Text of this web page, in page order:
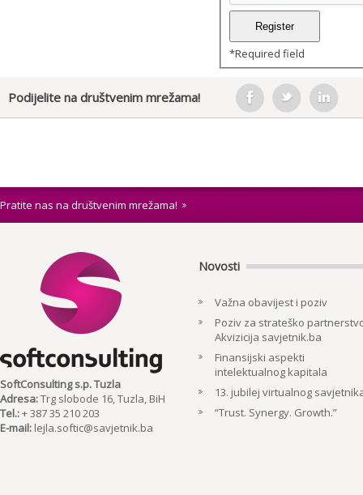
*Required field
Podijelite na društvenim mrežama!
Pratite nas na društvenim mrežama!
SoftConsulting s.p. Tuzla
Adresa:Trg slobode 16, Tuzla, BiH
Tel.:+ 387 35 210 203
E-mail: lejla.softic@savjetnik.ba
Novosti
Važna obavijest i poziv
Poziv za strateško
Akvizicija savjetnik.ba
Finansijski aspekti
intelektualnog kapitala
13. jubilej virtualnog
“Trust. Synergy. Growth.”